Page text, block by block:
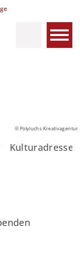
© Polyluchs Kreativagentur
Kulturadressen